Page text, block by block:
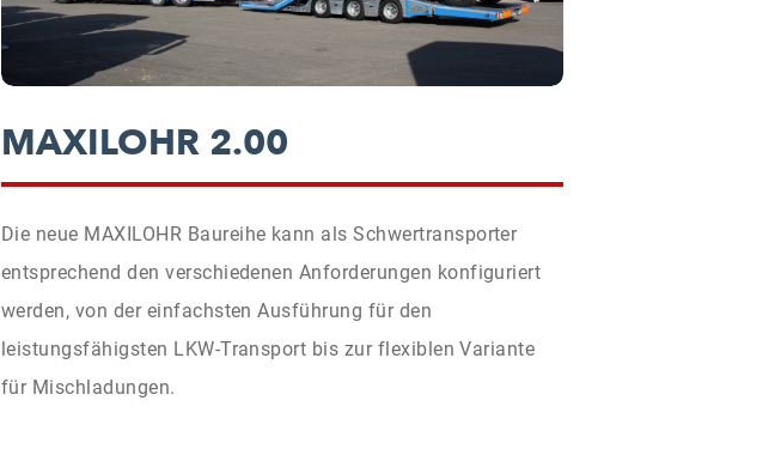
MAXILOHR 2.00
Die neue MAXILOHR Baureihe kann als Schwertransporter
entsprechend den verschiedenen Anforderungen konfiguriert
werden, von der einfachsten Ausführung für den
leistungsfähigsten LKW-Transport bis zur flexiblen Variante
für Mischladungen.